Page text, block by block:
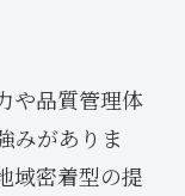
や品質管理体
みがありま
域密着型の提